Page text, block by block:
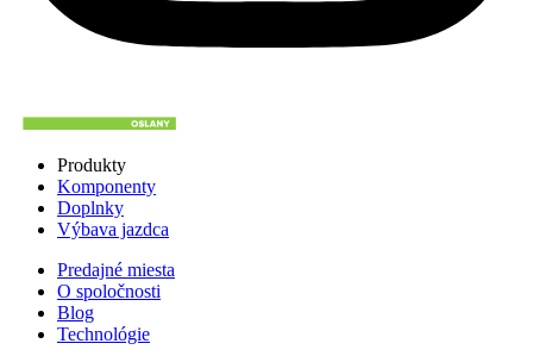
Produkty
Komponenty
Doplnky
Výbava jazdca
Predajné miesta
O spoločnosti
Blog
Technológie